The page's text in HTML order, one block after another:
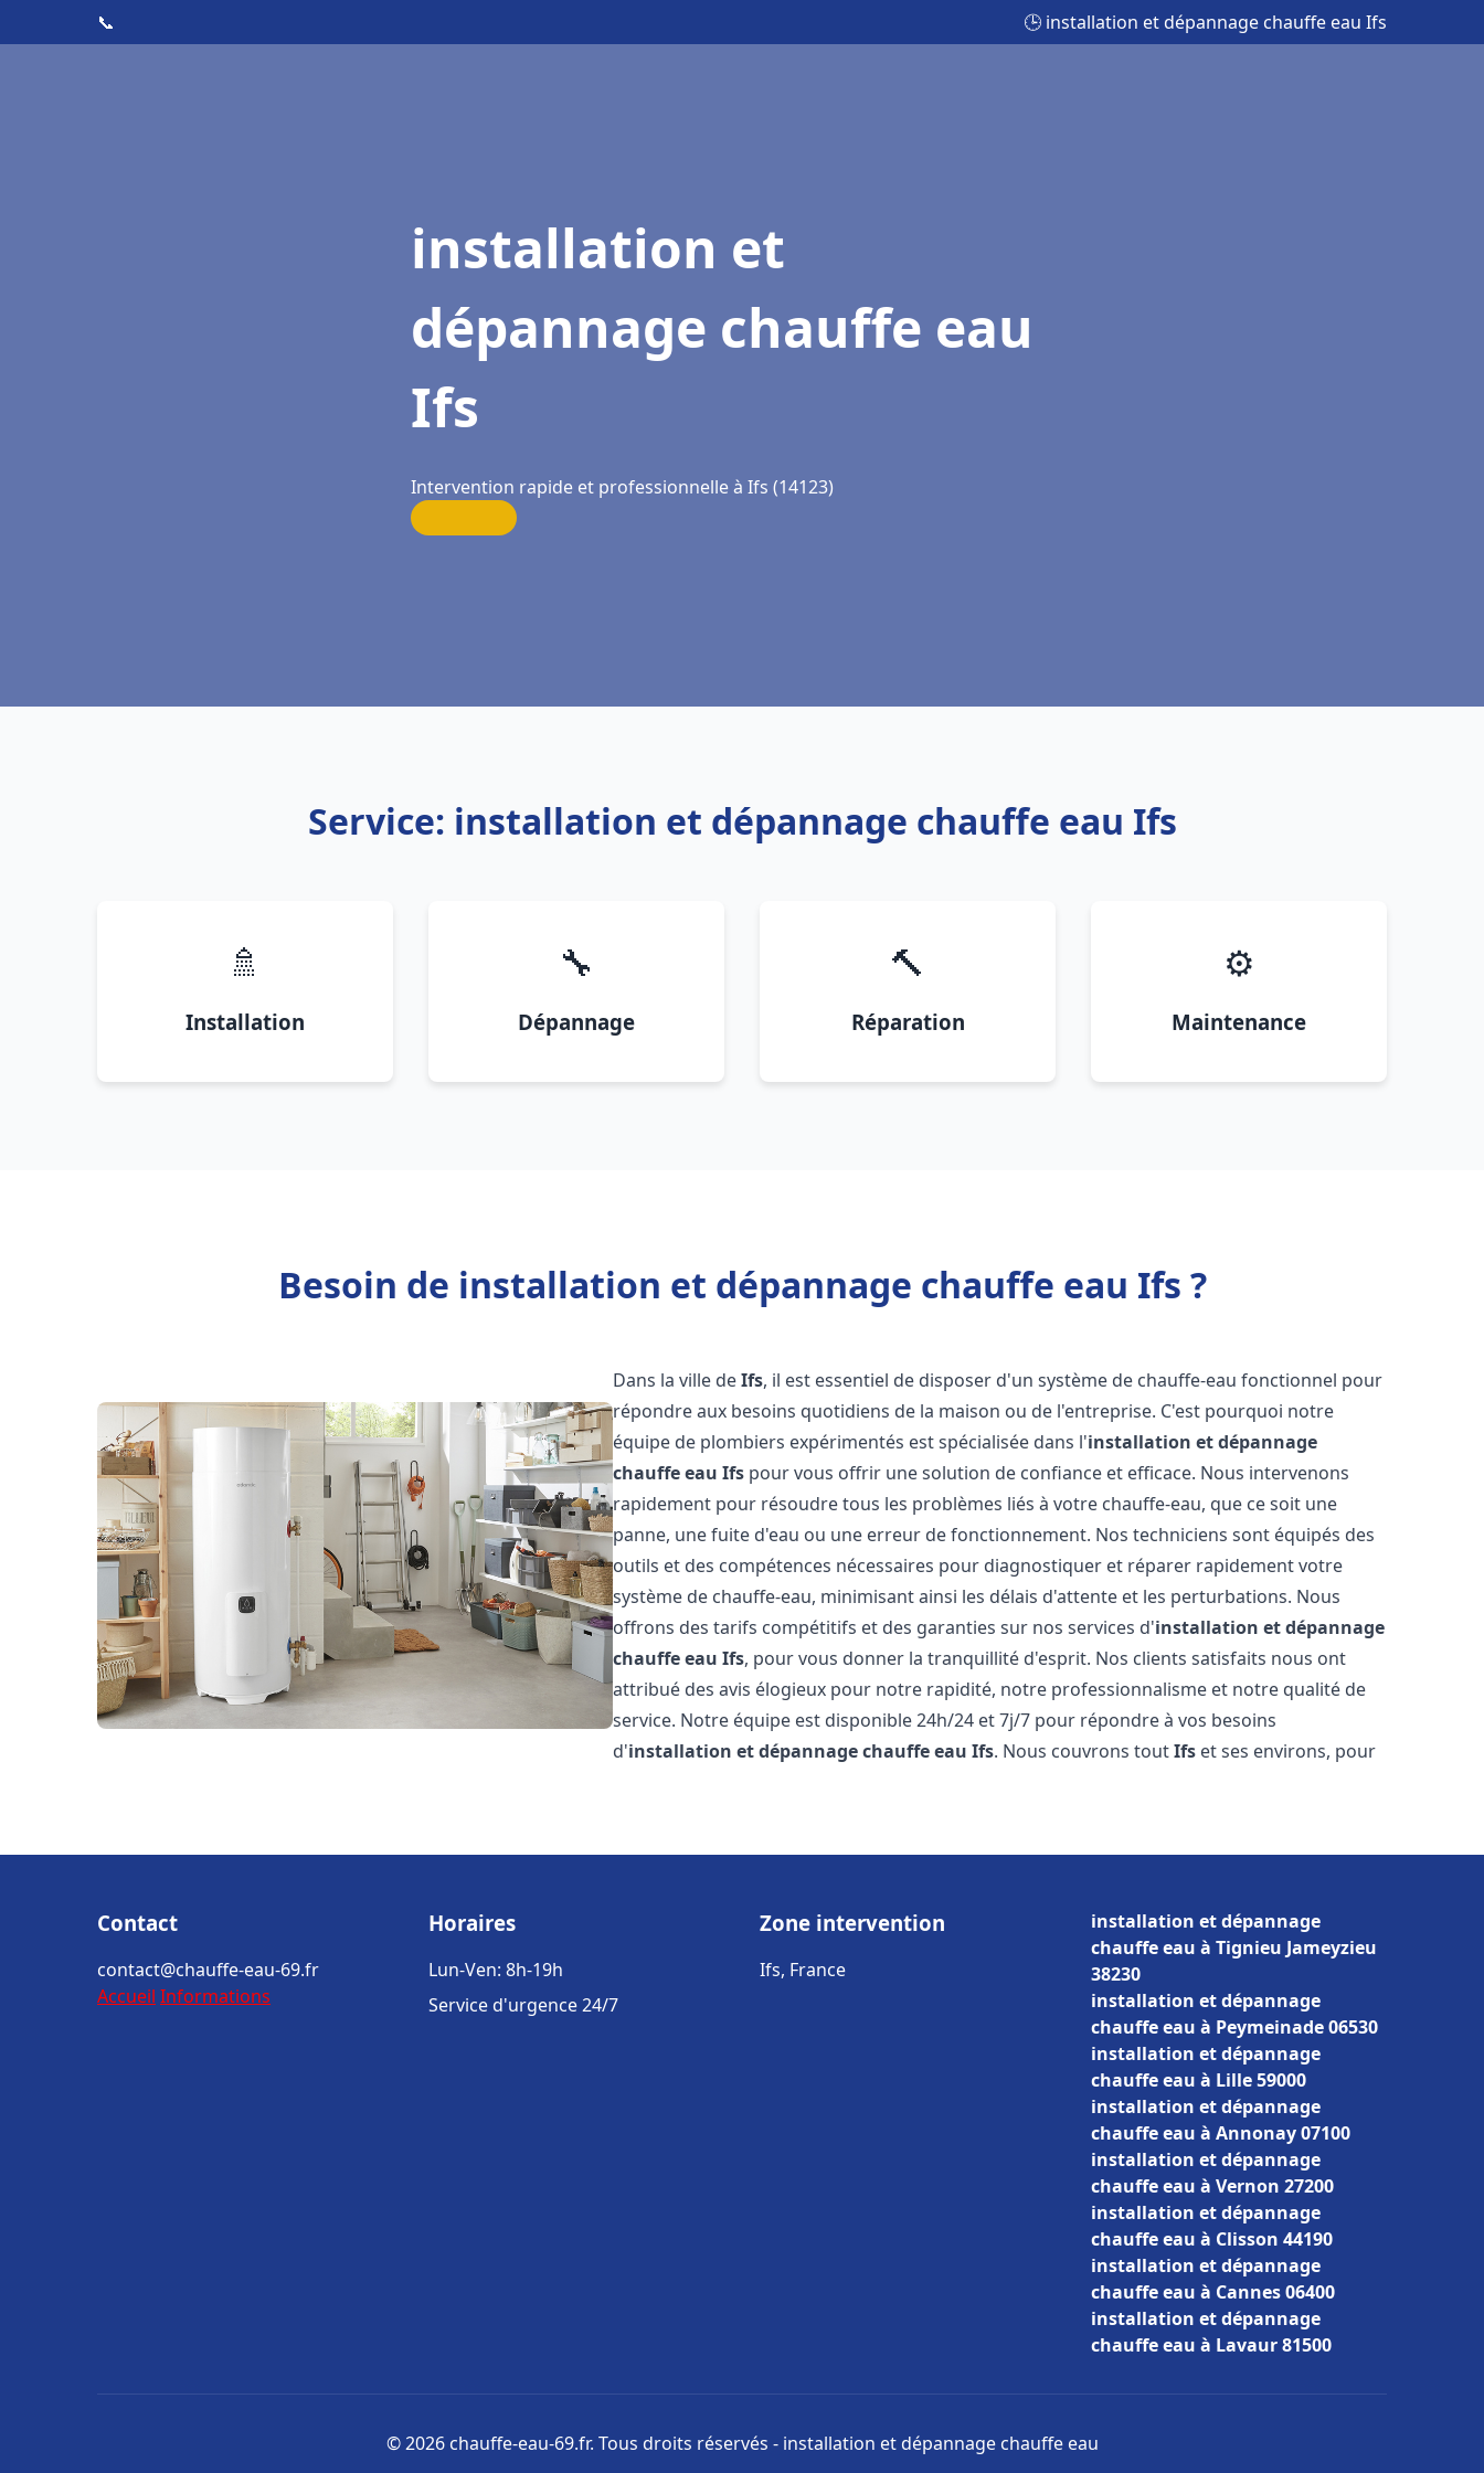
📞 🕒 installation et dépannage chauffe eau Ifs
installation et
dépannage chauffe eau
Ifs
Intervention rapide et professionnelle à Ifs (14123)
Service: installation et dépannage chauffe eau Ifs
🚿
Installation
🔧
Dépannage
🔨
Réparation
⚙️
Maintenance
Besoin de installation et dépannage chauffe eau Ifs ?
Dans la ville deIfs, il est essentiel de disposer d'un système de chauffe-eau fonctionnel pour
répondre aux besoins quotidiens de la maison ou de l'entreprise. C'est pourquoi notre
équipe de plombiers expérimentés est spécialisée dans l'installation et dépannage
chauffe eau Ifs pour vous offrir une solution de confiance et efficace. Nous intervenons
rapidement pour résoudre tous les problèmes liés à votre chauffe-eau, que ce soit une
panne, une fuite d'eau ou une erreur de fonctionnement. Nos techniciens sont équipés des
outils et des compétences nécessaires pour diagnostiquer et réparer rapidement votre
système de chauffe-eau, minimisant ainsi les délais d'attente et les perturbations. Nous
offrons des tarifs compétitifs et des garanties sur nos services d'installation et dépannage
chauffe eau Ifs, pour vous donner la tranquillité d'esprit. Nos clients satisfaits nous ont
attribué des avis élogieux pour notre rapidité, notre professionnalisme et notre qualité de
service. Notre équipe est disponible 24h/24 et 7j/7 pour répondre à vos besoins
d'installation et dépannage chauffe eau Ifs. Nous couvrons toutIfs et ses environs, pour
Contact
contact@chauffe-eau-69.fr
Accueil Informations
Horaires
Lun-Ven: 8h-19h
Service d'urgence 24/7
Zone intervention
Ifs, France
installation et dépannage
chauffe eau à Tignieu Jameyzieu
38230
installation et dépannage
chauffe eau à Peymeinade 06530
installation et dépannage
chauffe eau à Lille 59000
installation et dépannage
chauffe eau à Annonay 07100
installation et dépannage
chauffe eau à Vernon 27200
installation et dépannage
chauffe eau à Clisson 44190
installation et dépannage
chauffe eau à Cannes 06400
installation et dépannage
chauffe eau à Lavaur 81500
© 2026 chauffe-eau-69.fr. Tous droits réservés - installation et dépannage chauffe eau